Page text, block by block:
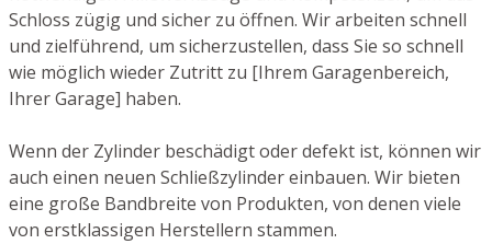
Schloss zügig und sicher zu öffnen. Wir arbeiten schnell
und zielführend, um sicherzustellen, dass Sie so schnell
wie möglich wieder Zutritt zu [Ihrem Garagenbereich,
Ihrer Garage] haben.
Wenn der Zylinder beschädigt oder defekt ist, können wir
auch einen neuen Schließzylinder einbauen. Wir bieten
eine große Bandbreite von Produkten, von denen viele
von erstklassigen Herstellern stammen.